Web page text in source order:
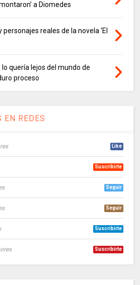
a Diomedes
reales de la novela ‘El
lo quería lejos del mundo de
proceso
EN REDES
Like
Suscribirte
Seguir
Seguir
Suscribirte
Suscribirte